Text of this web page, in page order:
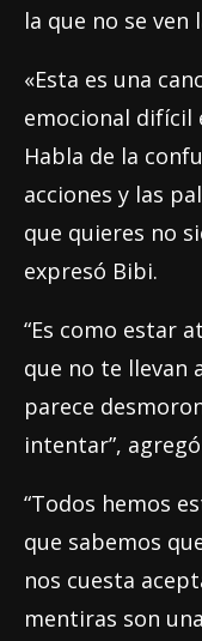
la que no se ven
«Esta es una
emocional difícil
Habla de la
acciones y las
que quieres no
expresó Bibi.
“Es como estar
que no te llevan
parece
intentar”, agregó
“Todos hemos
que sabemos
nos cuesta
mentiras son